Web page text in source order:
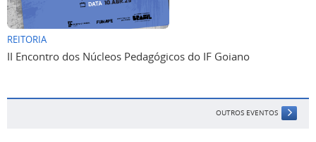
REITORIA
II Encontro dos Núcleos Pedagógicos do IF Goiano
OUTROS EVENTOS